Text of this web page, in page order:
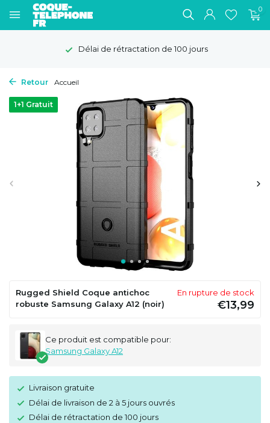
0
Délai de rétractation de 100 jours
Retour Accueil
1+1 Gratuit
Rugged Shield Coque antichoc
robuste Samsung Galaxy A12 (noir)
En rupture de stock
€13,99
Ce produit est compatible pour:
Samsung Galaxy A12
Livraison gratuite
Délai de livraison de 2 à 5 jours ouvrés
Délai de rétractation de 100 jours